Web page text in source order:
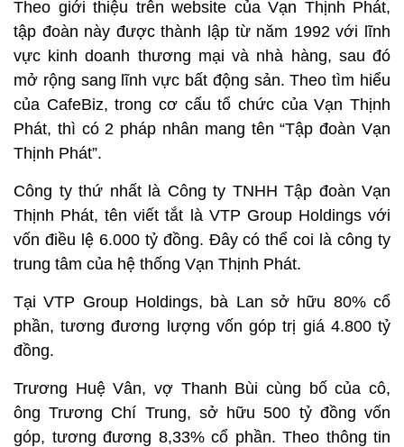
Theo giới thiệu trên website của Vạn Thịnh Phát,
tập đoàn này được thành lập từ năm 1992 với lĩnh
vực kinh doanh thương mại và nhà hàng, sau đó
mở rộng sang lĩnh vực bất động sản. Theo tìm hiểu
của CafeBiz, trong cơ cấu tổ chức của Vạn Thịnh
Phát, thì có 2 pháp nhân mang tên “Tập đoàn Vạn
Thịnh Phát”.
Công ty thứ nhất là Công ty TNHH Tập đoàn Vạn
Thịnh Phát, tên viết tắt là VTP Group Holdings với
vốn điều lệ 6.000 tỷ đồng. Đây có thể coi là công ty
trung tâm của hệ thống Vạn Thịnh Phát.
Tại VTP Group Holdings, bà Lan sở hữu 80% cổ
phần, tương đương lượng vốn góp trị giá 4.800 tỷ
đồng.
Trương Huệ Vân, vợ Thanh Bùi cùng bố của cô,
ông Trương Chí Trung, sở hữu 500 tỷ đồng vốn
góp, tương đương 8,33% cổ phần. Theo thông tin